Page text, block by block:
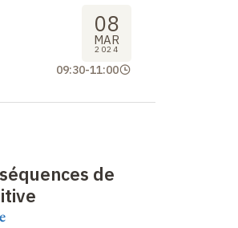
08
MAR
2024
09:30-11:00
de